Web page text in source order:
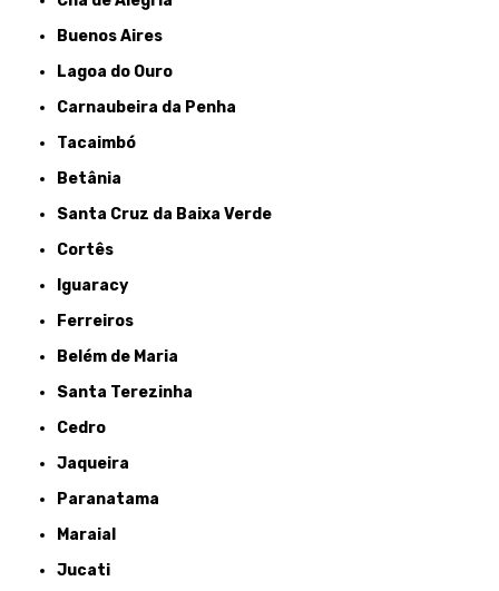
Buenos Aires
Lagoa do Ouro
Carnaubeira da Penha
Tacaimbó
Betânia
Santa Cruz da Baixa Verde
Cortês
Iguaracy
Ferreiros
Belém de Maria
Santa Terezinha
Cedro
Jaqueira
Paranatama
Maraial
Jucati